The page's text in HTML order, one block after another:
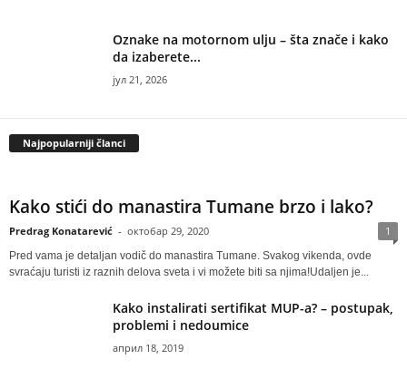
Oznake na motornom ulju – šta znače i kako
da izaberete...
јул 21, 2026
Najpopularniji članci
Kako stići do manastira Tumane brzo i lako?
Predrag Konatarević - октобар 29, 2020 1
Pred vama je detaljan vodič do manastira Tumane. Svakog vikenda, ovde
svraćaju turisti iz raznih delova sveta i vi možete biti sa njima!Udaljen je...
Kako instalirati sertifikat MUP-a? – postupak,
problemi i nedoumice
април 18, 2019